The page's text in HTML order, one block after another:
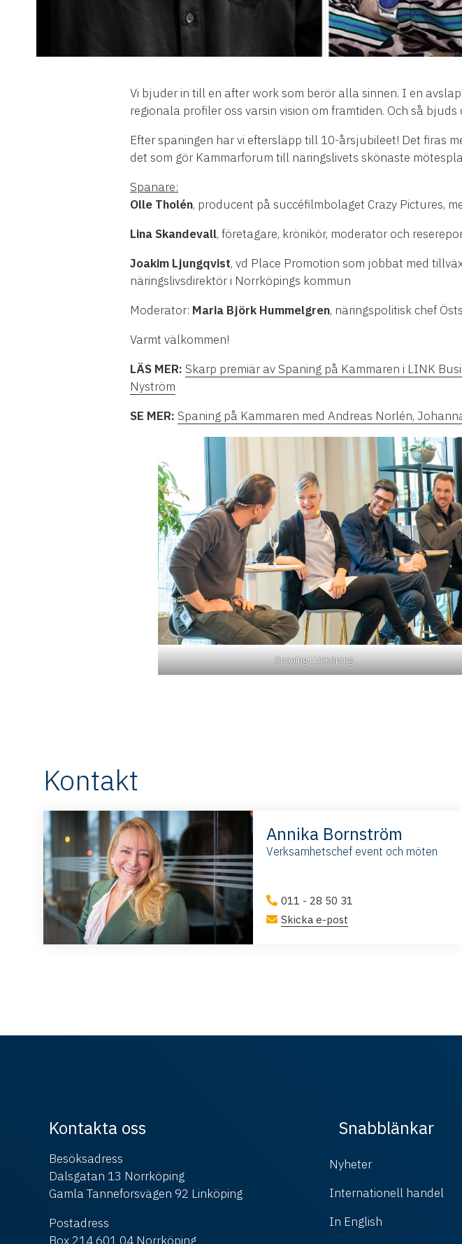
Vi bjuder in till en after work som berör alla sinnen. I en
regionala profiler oss varsin vision om framtiden. Och så
Efter spaningen har vi eftersläpp till 10-årsjubileet! Det firas
det som gör Kammarforum till näringslivets skönaste
Spanare:
Olle Tholén, producent på succéfilmbolaget Crazy Pictures,
Lina Skandevall, företagare, krönikör, moderator och
Joakim Ljungqvist, vd Place Promotion som jobbat med
näringslivsdirektör i Norrköpings kommun
Moderator: Maria Björk Hummelgren, näringspolitisk chef
Varmt välkommen!
LÄS MER: Skarp premiär av Spaning på Kammaren i LINK
Nyström
SE MER: Spaning på Kammaren med Andreas Norlén,
Spaning i Linköping
Kontakt
Annika Bornström
Verksamhetschef event och möten
011 - 28 50 31
Skicka e-post
Kontakta oss
Besöksadress
Dalsgatan 13 Norrköping
Gamla Tanneforsvägen 92 Linköping
Postadress
Box 214 601 04 Norrköping
Snabblänkar
Nyheter
Internationell handel
In English